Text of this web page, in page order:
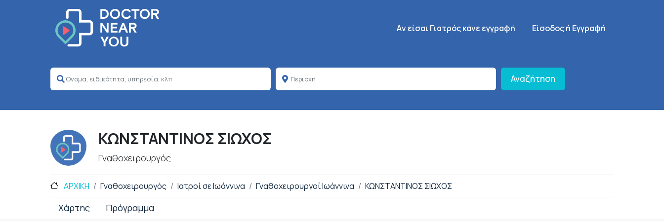
Κεντρική πλοήγηση
Aν είσαι Γιατρός κάνε εγγραφή SignUp Menu
Είσοδος ή Εγγραφή
Αναζήτηση
ΚΩΝΣΤΑΝΤΙΝΟΣ ΣΙΩΧΟΣ
Γναθοχειρουργός
ΑΡΧΙΚΗ Γναθοχειρουργός Ιατροί σε Ιωάννινα Γναθοχειρουργοί Ιωάννινα ΚΩΝΣΤΑΝΤΙΝΟΣ ΣΙΩΧΟΣ
Χάρτης Πρόγραμμα